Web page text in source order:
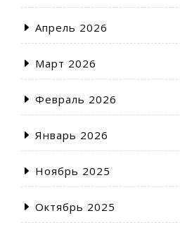
Апрель 2026
Март 2026
Февраль 2026
Январь 2026
Ноябрь 2025
Октябрь 2025